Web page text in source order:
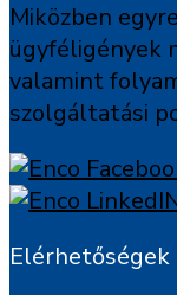
Miközben
ügyféligények
valamint
szolgáltatási
Elérhetőségek